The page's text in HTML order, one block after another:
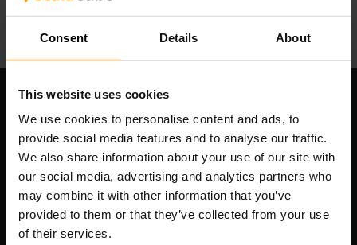
Consent Details About
This website uses cookies
We use cookies to personalise content and ads, to
provide social media features and to analyse our traffic.
We also share information about your use of our site with
our social media, advertising and analytics partners who
may combine it with other information that you’ve
provided to them or that they’ve collected from your use
of their services.
Scalable Hosting Solutions OÜ
رجسٹریشن کوڈ: 14652605
VAT نمبر: EE102133820
پتہ: Harju maakond, Tallinn, Kesklinna linnaosa,